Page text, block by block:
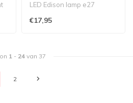
LED Edison lamp e27
€17,95
1- 24van 37
2